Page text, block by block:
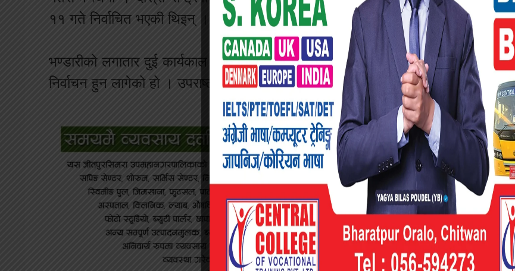
११ गते निर्वाचित भएकी थिइन् ।
भण्डारीको लगातार दुई कार्यकाल यही फागुन २८ गते सकिने भएकाले नयाँ राष्ट्रपति चुन्न आज
निर्वाचन हुन लागेको हो । उपराष्ट्रपति पदको निर्वाचन भने चैत ३ गते हुनेछ ।